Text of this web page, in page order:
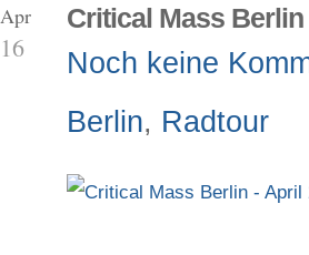
Critical Mass Berlin
Noch keine
Berlin, Radtour